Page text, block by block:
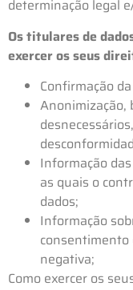
determinação legal
Os titulares de
exercer os seus
Confirmação
Anonimização,
Informação
as quais o
dados;
Informação
consentimento
negativa;
Como exercer os